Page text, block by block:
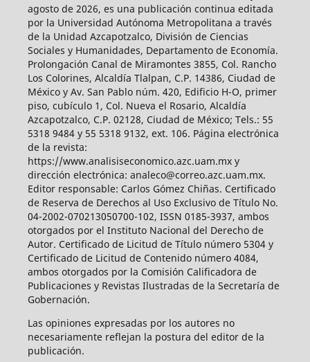
agosto de 2026, es una publicación continua editada
por la Universidad Autónoma Metropolitana a través
de la Unidad Azcapotzalco, División de Ciencias
Sociales y Humanidades, Departamento de Economía.
Prolongación Canal de Miramontes 3855, Col. Rancho
Los Colorines, Alcaldía Tlalpan, C.P. 14386, Ciudad de
México y Av. San Pablo núm. 420, Edificio H-O, primer
piso, cubículo 1, Col. Nueva el Rosario, Alcaldía
Azcapotzalco, C.P. 02128, Ciudad de México; Tels.: 55
5318 9484 y 55 5318 9132, ext. 106. Página electrónica
de la revista:
https://www.analisiseconomico.azc.uam.mx y
dirección electrónica: analeco@correo.azc.uam.mx.
Editor responsable: Carlos Gómez Chiñas. Certificado
de Reserva de Derechos al Uso Exclusivo de Título No.
04-2002-070213050700-102, ISSN 0185-3937, ambos
otorgados por el Instituto Nacional del Derecho de
Autor. Certificado de Licitud de Título número 5304 y
Certificado de Licitud de Contenido número 4084,
ambos otorgados por la Comisión Calificadora de
Publicaciones y Revistas Ilustradas de la Secretaría de
Gobernación.
Las opiniones expresadas por los autores no
necesariamente reflejan la postura del editor de la
publicación.